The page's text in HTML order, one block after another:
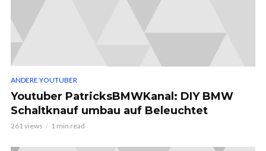
ANDERE YOUTUBER
Youtuber PatricksBMWKanal: DIY BMW
Schaltknauf umbau auf Beleuchtet
261 views 1 min read